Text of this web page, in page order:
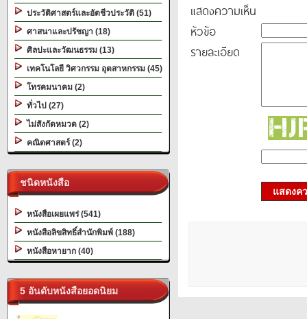
ประวัติศาสตร์และอัตชีวประวัติ (51)
ศาสนาและปรัชญา (18)
ศิลปะและวัฒนธรรม (13)
เทคโนโลยี วิศวกรรม อุตสาหกรรม (45)
โทรคมนาคม (2)
ทั่วไป (27)
ไม่สังกัดหมวด (2)
คณิตศาสตร์ (2)
ชนิดหนังสือ
หนังสือเผยแพร่ (541)
หนังสือลิขสิทธิ์สำนักพิมพ์ (188)
หนังสือหายาก (40)
5 อันดับหนังสือยอดนิยม
แสดงความเห็น
หัวข้อ
รายละเอียด
แสดงค